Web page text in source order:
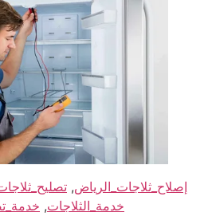
إصلاح_ثلاجات_الرياض,
خدمة_الثلاجات,